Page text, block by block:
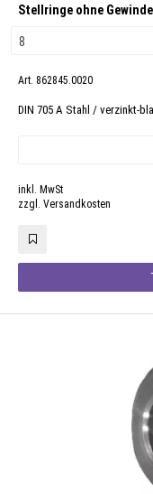
Stellringe ohne
Art. 862845.0020
DIN 705 A Stahl / verzinkt-
inkl. MwSt
zzgl. Versandkosten